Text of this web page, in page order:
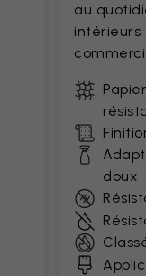
au
intérieurs
doux